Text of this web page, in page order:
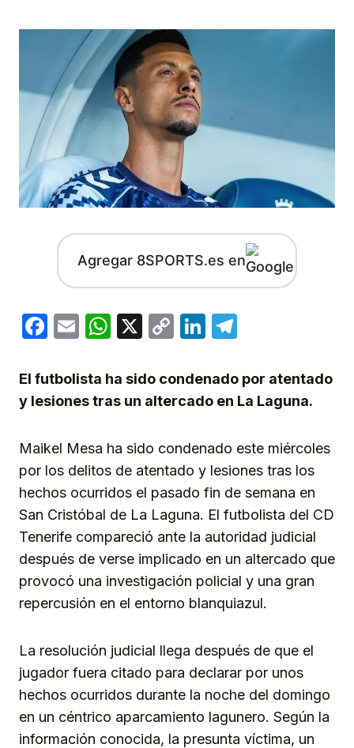
Agregar 8SPORTS.es en
Facebook
EmailWhatsApp
X
CopyLinkedIn
El futbolista ha sido condenado por atentado
y lesiones tras un altercado en La Laguna.
Maikel Mesa ha sido condenado este miércoles
por los delitos de atentado y lesiones tras los
hechos ocurridos el pasado fin de semana en
San Cristóbal de La Laguna. El futbolista del CD
Tenerife compareció ante la autoridad judicial
después de verse implicado en un altercado que
provocó una investigación policial y una gran
repercusión en el entorno blanquiazul.
La resolución judicial llega después de que el
jugador fuera citado para declarar por unos
hechos ocurridos durante la noche del domingo
en un céntrico aparcamiento lagunero. Según la
información conocida, la presunta víctima, un